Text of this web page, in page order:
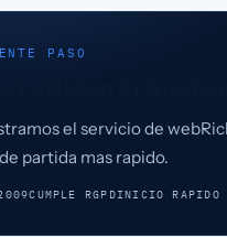
PASO
el servicio de
partida mas rapido.
CUMPLE RGPDINICIO RAPIDO